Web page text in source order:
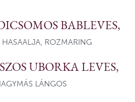
BABLEVES,
ROZMARING
UBORKA LEVES,
LÁNGOS